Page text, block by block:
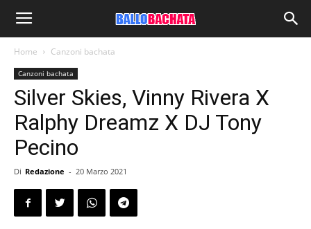
Home Canzoni bachata
Canzoni bachata
Silver Skies, Vinny Rivera X
Ralphy Dreamz X DJ Tony
Pecino
Di Redazione - 20 Marzo 2021